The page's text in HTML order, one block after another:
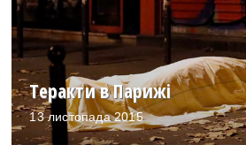
Теракти в Парижі
13 листопада 2015